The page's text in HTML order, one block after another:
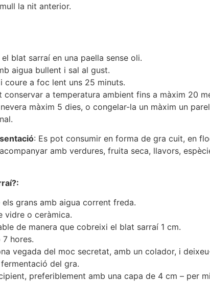
la nit anterior.
blat sarraí en una paella sense oli.
aigua bullent i sal al gust.
coure a foc lent uns 25 minuts.
conservar a temperatura ambient fins a màxim 20
màxim 5 dies, o congelar-la un màxim un
: Es pot consumir en forma de gra cuit, en
amb verdures, fruita seca, llavors,
grans amb aigua corrent freda.
vidre o ceràmica.
de manera que cobreixi el blat sarraí 1 cm.
7 hores.
vegada del moc secretat, amb un colador, i
del gra.
preferiblement amb una capa de 4 cm – per